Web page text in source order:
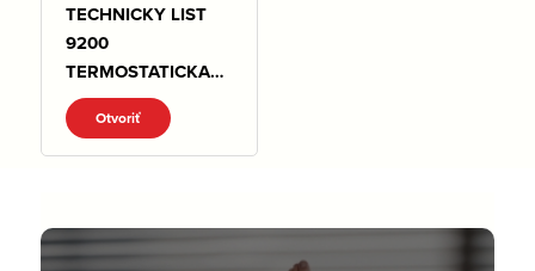
TECHNICKY LIST
9200
TERMOSTATICKA
HLAVICA MINI
M28x1,5
M30X1,5.pdf
Otvoriť